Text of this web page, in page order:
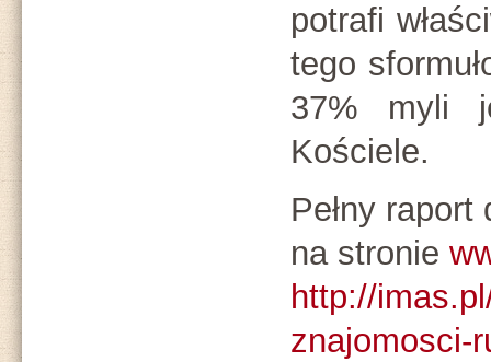
potrafi
tego
37% myli
Kościele.
Pełny
na stronie
http://
znajomosci-